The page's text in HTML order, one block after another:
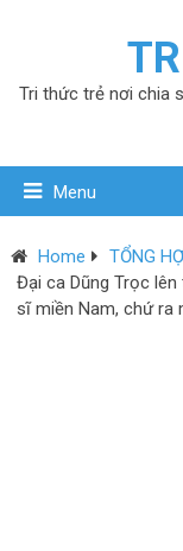
Tri thức trẻ nơi chia
Menu
Home
TỔNG
Đại ca Dũng Trọc lên
sĩ miền Nam, chứ ra